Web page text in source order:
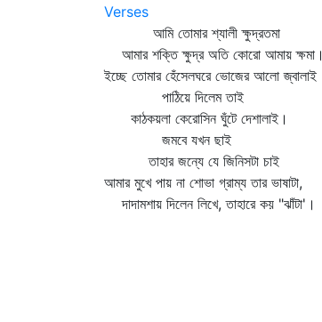
Verses
আমি তোমার শ্যালী ক্ষুদ্রতমা
আমার শক্তি ক্ষুদ্র অতি কোরো আমায় ক্ষমা।
ইচ্ছে তোমার হেঁসেলঘরে ভোজের আলো জ্বালাই
পাঠিয়ে দিলেম তাই
কাঠকয়লা কেরোসিন ঘুঁটে দেশালাই।
জমবে যখন ছাই
তাহার জন্যে যে জিনিসটা চাই
আমার মুখে পায় না শোভা গ্রাম্য তার ভাষাটা,
দাদামশায় দিলেন লিখে, তাহারে কয় "ঝাঁটা'।